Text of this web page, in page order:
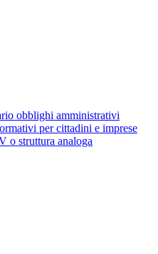
obblighi amministrativi
per cittadini e imprese
o struttura analoga